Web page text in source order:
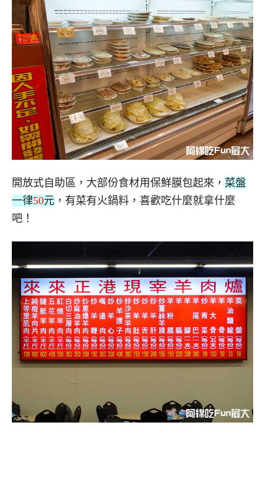
開放式自助區，大部份食材用保鮮膜包起來， 菜盤
一律50元 ，有菜有火鍋料，喜歡吃什麼就拿什麼
吧！